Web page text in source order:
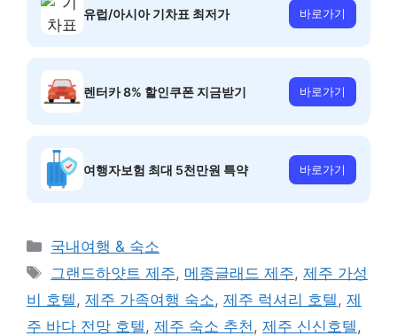
유럽/아시아 기차표 최저가 바로가기
렌터카 8% 할인쿠폰 지금받기 바로가기
여행자보험 최대 5천만원 특약 바로가기
카
테
리
국내여행 & 숙소
태
그
그랜드하얏트 제주, 메종글래드 제주,제주 가성
비 호텔, 제주 가족여행 숙소, 제주 럭셔리 호텔, 제
주 바다 전망 호텔, 제주 숙소 추천, 제주 신신호텔,